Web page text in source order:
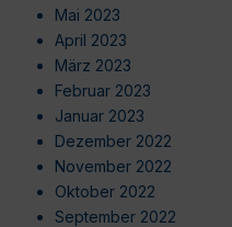
Mai 2023
April 2023
März 2023
Februar 2023
Januar 2023
Dezember 2022
November 2022
Oktober 2022
September 2022